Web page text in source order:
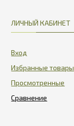
ЛИЧНЫЙ КАБИНЕТ
Вход
Избранные товары
Просмотренные